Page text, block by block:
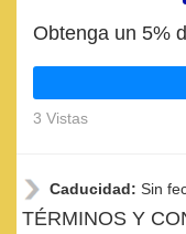
3 Vistas
Caducidad: Sin
TÉRMINOS Y